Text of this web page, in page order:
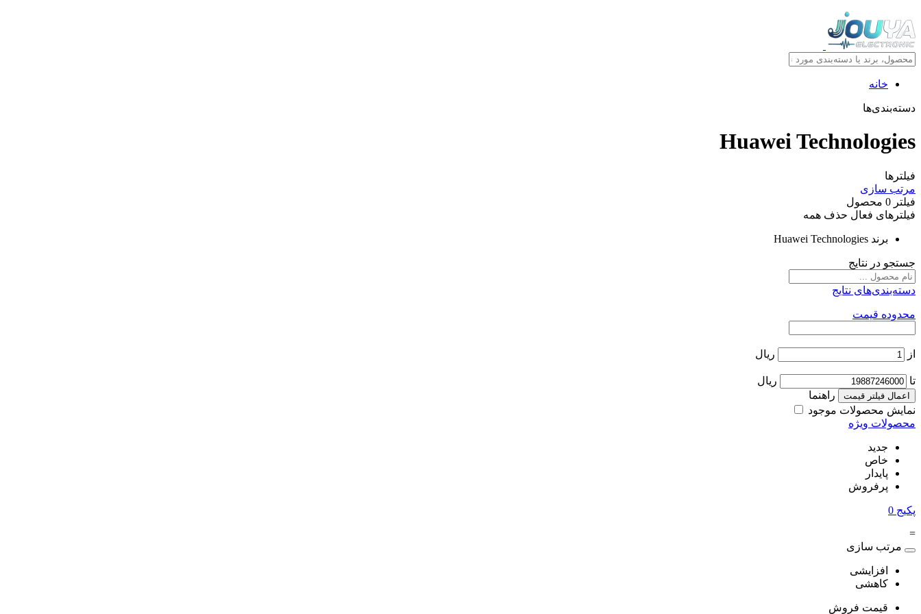
خانه
دسته‌بندی‌ها
Huawei Technologies
فیلترها
مرتب سازی
فیلتر 0 محصول
فیلترهای فعال حذف همه
برند Huawei Technologies
جستجو در نتایج
دسته‌بندی‌های نتایج
محدوده قیمت
از ریال
تا ریال
اعمال فیلتر قیمت
راهنما
نمایش محصولات موجود
محصولات ویژه
جدید
خاص
پایدار
پرفروش
پکیج 0
=
مرتب سازی
افزایشی
کاهشی
قیمت فروش